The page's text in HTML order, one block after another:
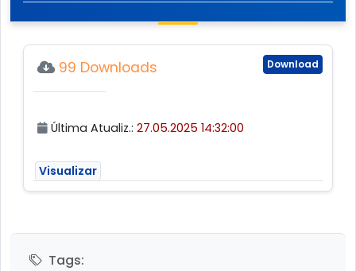
Download
99 Downloads
Última Atualiz.: 27.05.2025 14:32:00
Visualizar
Tags: